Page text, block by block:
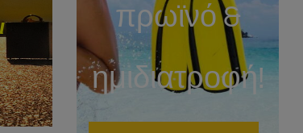
πρωϊνό &
ημιδιατροφή!